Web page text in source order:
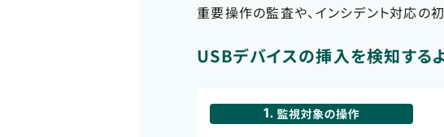
重要操作の監査や、インシデント対応の
USBデバイスの挿入を検知する